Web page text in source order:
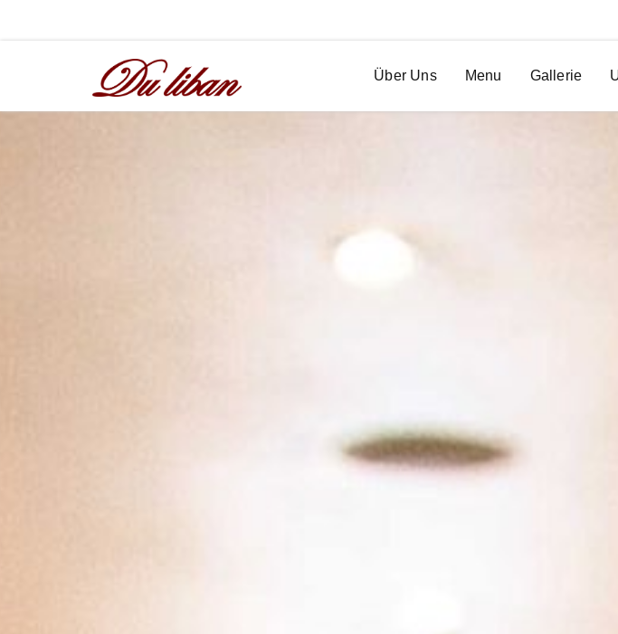
Über Uns Menu Gallerie